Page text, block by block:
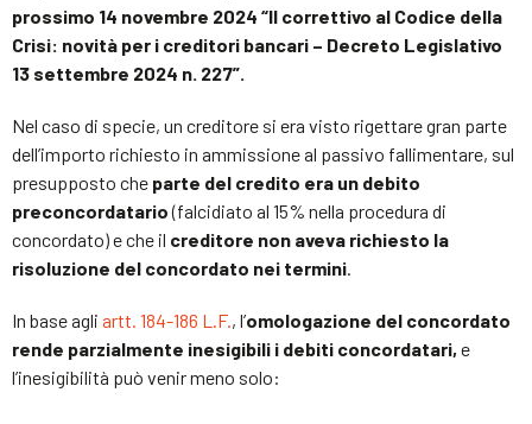
prossimo 14 novembre 2024 “Il correttivo al Codice della
Crisi: novità per i creditori bancari – Decreto Legislativo
13 settembre 2024 n. 227”.
Nel caso di specie, un creditore si era visto rigettare gran parte
dell’importo richiesto in ammissione al passivo fallimentare, sul
presupposto che parte del credito era un debito
preconcordatario(falcidiato al 15% nella procedura di
concordato) e che il creditore non aveva richiesto la
risoluzione del concordato nei termini.
In base agli artt. 184-186 L.F., l’omologazione del concordato
rende parzialmente inesigibili i debiti concordatari, e
l’inesigibilità può venir meno solo: